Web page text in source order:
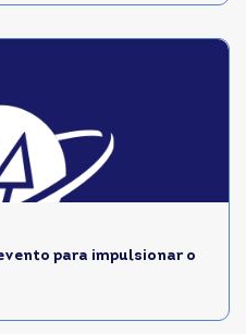
para impulsionar o